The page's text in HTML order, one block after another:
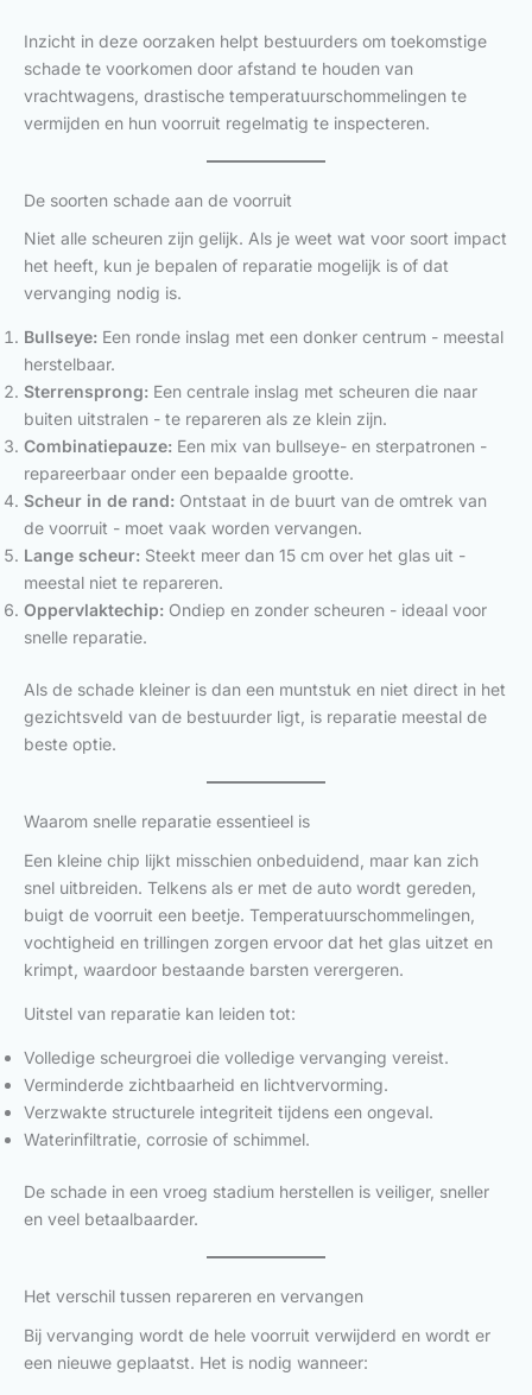
Inzicht in deze oorzaken helpt bestuurders om toekomstige
schade te voorkomen door afstand te houden van
vrachtwagens, drastische temperatuurschommelingen te
vermijden en hun voorruit regelmatig te inspecteren.
De soorten schade aan de voorruit
Niet alle scheuren zijn gelijk. Als je weet wat voor soort impact
het heeft, kun je bepalen of reparatie mogelijk is of dat
vervanging nodig is.
Bullseye: Een ronde inslag met een donker centrum - meestal
herstelbaar.
Sterrensprong: Een centrale inslag met scheuren die naar
buiten uitstralen - te repareren als ze klein zijn.
Combinatiepauze: Een mix van bullseye- en sterpatronen -
repareerbaar onder een bepaalde grootte.
Scheur in de rand: Ontstaat in de buurt van de omtrek van
de voorruit - moet vaak worden vervangen.
Lange scheur: Steekt meer dan 15 cm over het glas uit -
meestal niet te repareren.
Oppervlaktechip: Ondiep en zonder scheuren - ideaal voor
snelle reparatie.
Als de schade kleiner is dan een muntstuk en niet direct in het
gezichtsveld van de bestuurder ligt, is reparatie meestal de
beste optie.
Waarom snelle reparatie essentieel is
Een kleine chip lijkt misschien onbeduidend, maar kan zich
snel uitbreiden. Telkens als er met de auto wordt gereden,
buigt de voorruit een beetje. Temperatuurschommelingen,
vochtigheid en trillingen zorgen ervoor dat het glas uitzet en
krimpt, waardoor bestaande barsten verergeren.
Uitstel van reparatie kan leiden tot:
Volledige scheurgroei die volledige vervanging vereist.
Verminderde zichtbaarheid en lichtvervorming.
Verzwakte structurele integriteit tijdens een ongeval.
Waterinfiltratie, corrosie of schimmel.
De schade in een vroeg stadium herstellen is veiliger, sneller
en veel betaalbaarder.
Het verschil tussen repareren en vervangen
Bij vervanging wordt de hele voorruit verwijderd en wordt er
een nieuwe geplaatst. Het is nodig wanneer: